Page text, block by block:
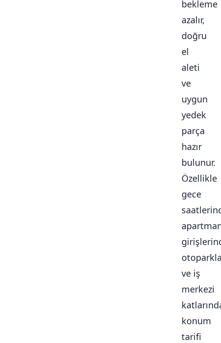
bekleme
azalır,
doğru
el
aleti
ve
uygun
yedek
parça
hazır
bulunur.
Özellikle
gece
ve iş
merkezi
konum
tarifi